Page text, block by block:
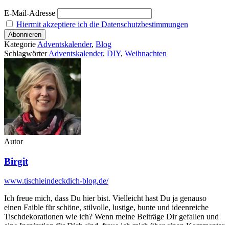
E-Mail-Adresse
Hiermit akzeptiere ich die Datenschutzbestimmungen
Kategorie Adventskalender, Blog
SchlagwörterAdventskalender, DIY, Weihnachten
Autor
Birgit
www.tischleindeckdich-blog.de/
Ich freue mich, dass Du hier bist. Vielleicht hast Du ja genauso
einen Faible für schöne, stilvolle, lustige, bunte und ideenreiche
Tischdekorationen wie ich? Wenn meine Beiträge Dir gefallen und